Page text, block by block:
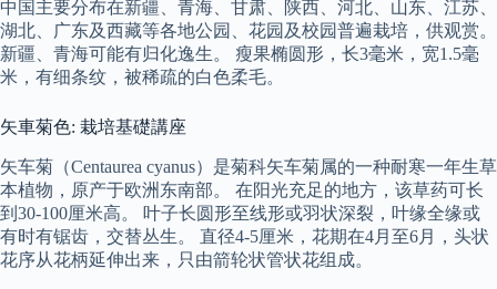
中国主要分布在新疆、青海、甘肃、陕西、河北、山东、江苏、
湖北、广东及西藏等各地公园、花园及校园普遍栽培，供观赏。
新疆、青海可能有归化逸生。 瘦果椭圆形，长3毫米，宽1.5毫
米，有细条纹，被稀疏的白色柔毛。
矢車菊色: 栽培基礎講座
矢车菊（Centaurea cyanus）是菊科矢车菊属的一种耐寒一年生草
本植物，原产于欧洲东南部。 在阳光充足的地方，该草药可长
到30-100厘米高。 叶子长圆形至线形或羽状深裂，叶缘全缘或
有时有锯齿，交替丛生。 直径4-5厘米，花期在4月至6月，头状
花序从花柄延伸出来，只由箭轮状管状花组成。